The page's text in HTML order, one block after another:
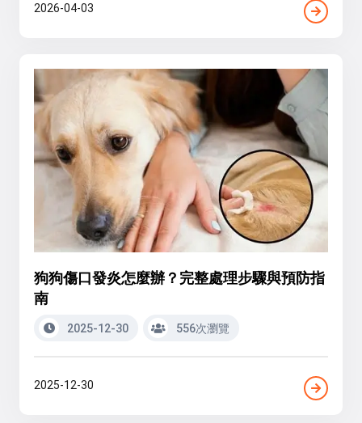
2026-04-03
狗狗傷口發炎怎麼辦？完整處理步驟與預防指
南
2025-12-30 556次瀏覽
2025-12-30